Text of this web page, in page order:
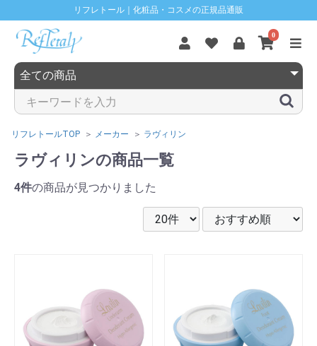
リフレトール｜化粧品・コスメの正規品通販
0
リフレトールTOP メーカー ラヴィリン
ラヴィリンの商品一覧
4件の商品が見つかりました